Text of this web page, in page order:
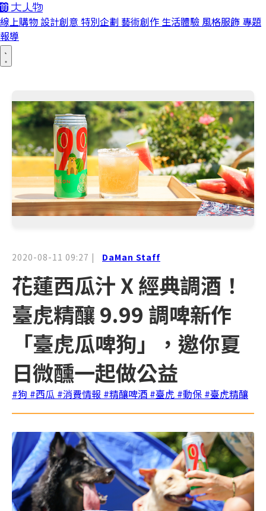
線上購物 設計創意 特別企劃 藝術創作 生活體驗 風格服飾 專題
報導
2020-08-11 09:27 | DaMan Staff
花蓮西瓜汁 X 經典調酒！
臺虎精釀 9.99 調啤新作
「臺虎瓜啤狗」，邀你夏
日微醺一起做公益
#狗 #西瓜 #消費情報 #精釀啤酒 #臺虎 #動保 #臺虎精釀